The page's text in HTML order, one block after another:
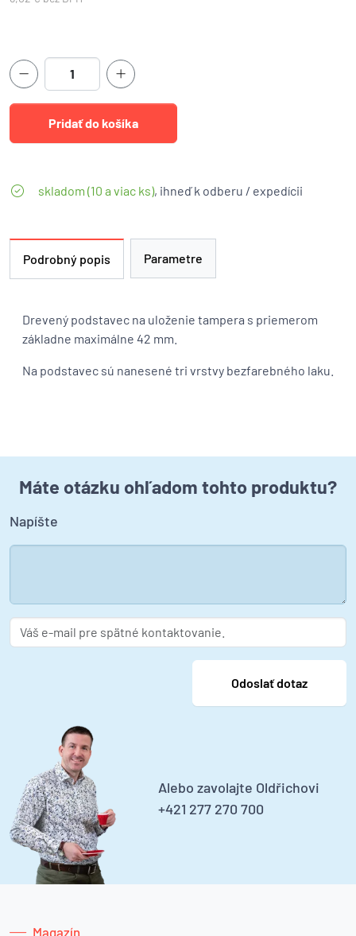
skladom (10 a viac ks), ihneď k odberu / expedícii
Podrobný popis Parametre
Drevený podstavec na uloženie tampera s priemerom
základne maximálne 42 mm.
Na podstavec sú nanesené tri vrstvy bezfarebného laku.
Máte otázku ohľadom tohto produktu?
Alebo zavolajte Oldřichovi
+421 277 270 700
Napíšte
Magazín